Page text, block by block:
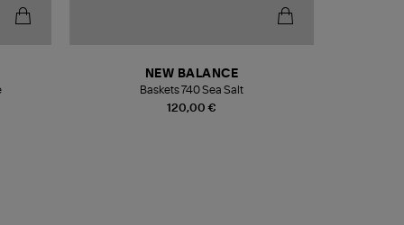
120,00 €
NEW BALANCE
Baskets 740 Sea Salt